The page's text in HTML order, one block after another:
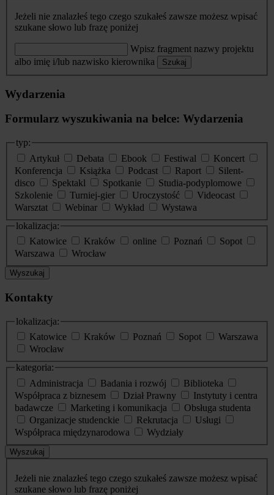
Jeżeli nie znalazłeś tego czego szukałeś zawsze możesz wpisać
szukane słowo lub frazę poniżej
Wpisz fragment nazwy projektu
albo imię i/lub nazwisko kierownika
Szukaj
Wydarzenia
Formularz wyszukiwania na belce: Wydarzenia
typ:
Artykuł
Debata Ebook Festiwal
Koncert
Konferencja
Książka Podcast Raport
Silent-
disco
Spektakl Spotkanie
Studia-podyplomowe
Szkolenie
Turniej-gier Uroczystość
Videocast
Warsztat
Webinar Wykład
Wystawa
lokalizacja:
Katowice
Kraków online Poznań
Sopot
Warszawa
Wrocław
Wyszukaj
Kontakty
lokalizacja:
Katowice
Kraków Poznań Sopot
Warszawa
Wrocław
kategoria:
Administracja
Badania i rozwój
Biblioteka
Współpraca z biznesem
Dział Prawny
Instytuty i centra
badawcze
Marketing i komunikacja
Obsługa studenta
Organizacje studenckie
Rekrutacja
Usługi
Współpraca międzynarodowa
Wydziały
Wyszukaj
Jeżeli nie znalazłeś tego czego szukałeś zawsze możesz wpisać
szukane słowo lub frazę poniżej